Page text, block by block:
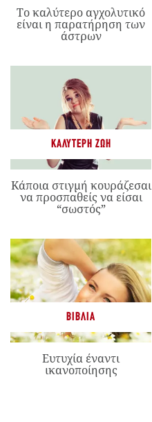
Το καλύτερο αγχολυτικό
είναι η παρατήρηση των
άστρων
ΚΑΛΎΤΕΡΗ ΖΩΉ
Κάποια στιγμή κουράζεσαι
να προσπαθείς να είσαι
“σωστός”
ΒΙΒΛΊΑ
Ευτυχία έναντι
ικανοποίησης